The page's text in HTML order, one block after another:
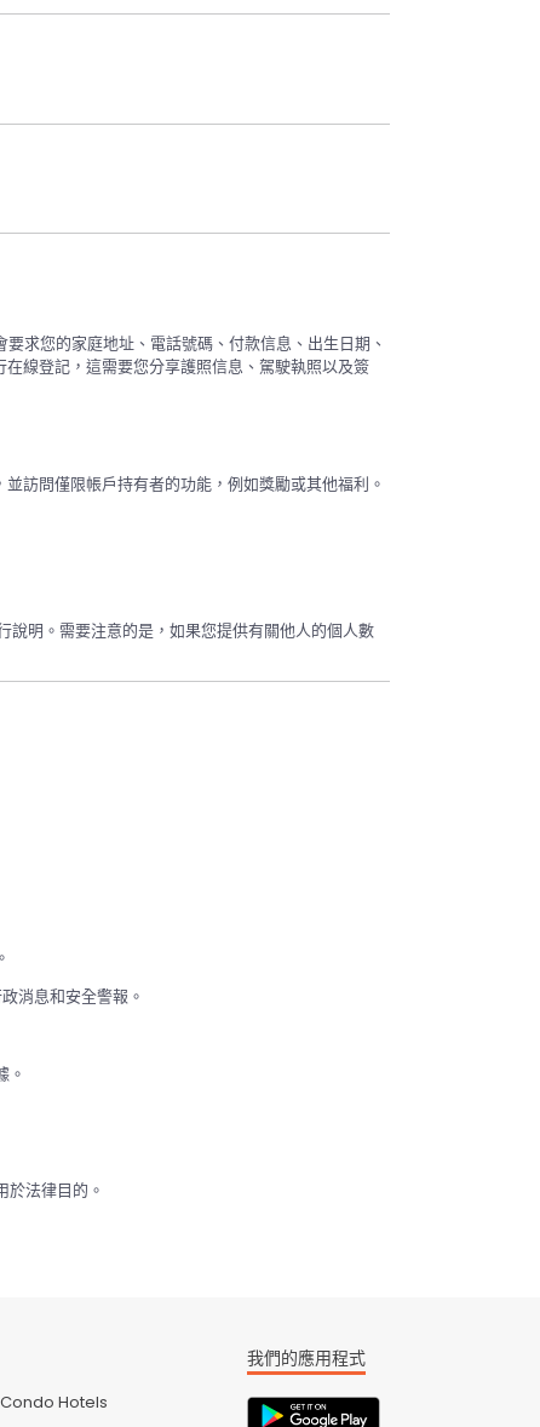
求您的家庭地址、電話號碼、付款信息、出生日期、
線登記，這需要您分享護照信息、駕駛執照以及簽
訪問僅限帳戶持有者的功能，例如獎勵或其他福利。
明。需要注意的是，如果您提供有關他人的個人數
消息和安全警報。
。
法律目的。
Condo Hotels
我們的應用程式